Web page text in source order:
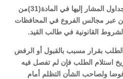
مادة(33):أ- تقدم طلبات القيد الجداول المشار إليها في المادة(31)من
عبر مجالس الفروع في المحافظات
القانونية في طالب القيد.
بقرار مسبب بالقبول أو الرفض
استلام الطلب فإن لم تفصل فيه
ولصاحب الشأن التظلم أمام